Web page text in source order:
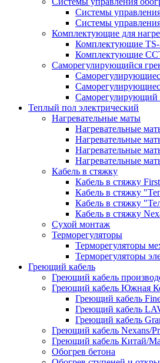
Системы
Системы
Комплектующие для
Комплектующие
Комплектующие
Саморегулирующийся
Саморегулирующий
Теплый пол электрический
Нагревательные маты
Нагревательные
Нагревательные
Нагревательные
Нагревательные
Кабель в стяжку
Кабель в стяжку
Кабель в стяжку
Кабель в стяжку
Кабель в стяжку
Сухой монтаж
Терморегуляторы
Терморегуляторы
Терморегуляторы
Греющий кабель
Греющий кабель
Греющий кабель Южная
Греющий кабель
Греющий кабель
Греющий кабель
Греющий кабель Nexans/
Греющий кабель Китай/
Обогрев бетона